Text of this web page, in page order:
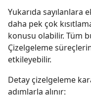
Yukarıda
daha pek çok
konusu olabilir. Tüm
Çizelgeleme
etkileyebilir.
Detay çizelgeleme
adımlarla alınır: